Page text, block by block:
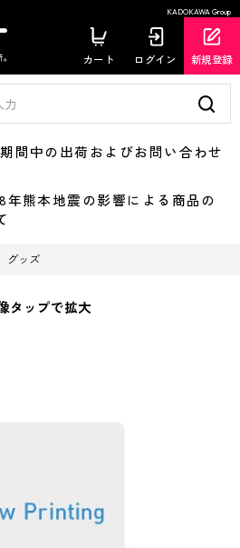
KADOKAWA Group
カート ログイン 新規登録
中の出荷およびお問い合わせ
熊本地震の影響による商品の
グッズ
タップで拡大